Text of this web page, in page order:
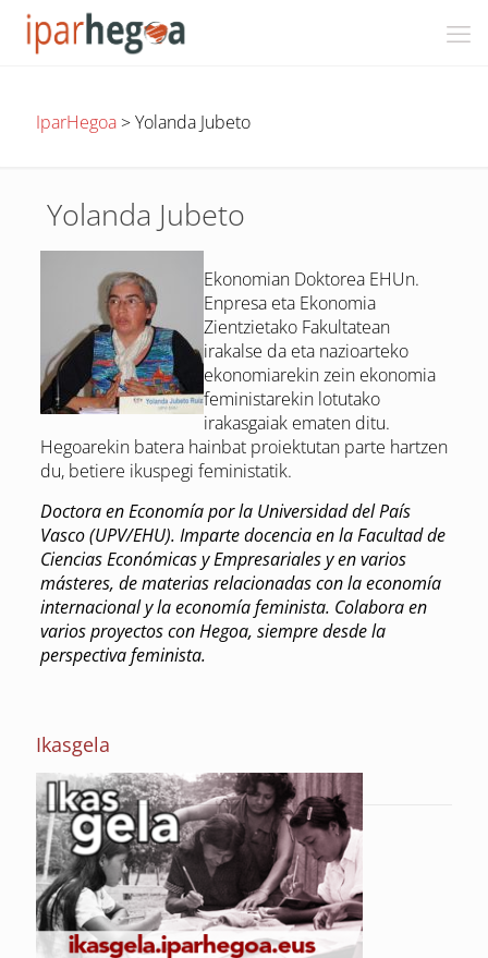
IparHegoa>Yolanda Jubeto
Yolanda Jubeto
Ekonomian Doktorea EHUn.
Enpresa eta Ekonomia
Zientzietako Fakultatean
irakalse da eta nazioarteko
ekonomiarekin zein ekonomia
feministarekin lotutako
irakasgaiak ematen ditu.
Hegoarekin batera hainbat proiektutan parte hartzen
du, betiere ikuspegi feministatik.
Doctora en Economía por la Universidad del País
Vasco (UPV/EHU). Imparte docencia en la Facultad de
Ciencias Económicas y Empresariales y en varios
másteres, de materias relacionadas con la economía
internacional y la economía feminista. Colabora en
varios proyectos con Hegoa, siempre desde la
perspectiva feminista.
Ikasgela